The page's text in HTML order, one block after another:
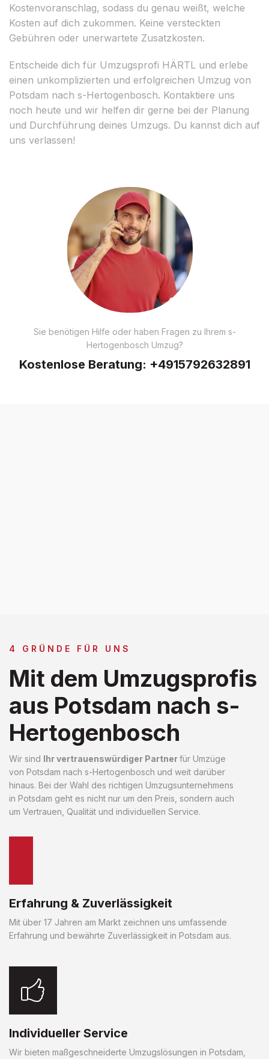
Kostenvoranschlag, sodass du genau weißt, welche
Kosten auf dich zukommen. Keine versteckten
Gebühren oder unerwartete Zusatzkosten.
Entscheide dich für Umzugsprofi HÄRTL und erlebe
einen unkomplizierten und erfolgreichen Umzug von
Potsdam nach s-Hertogenbosch. Kontaktiere uns
noch heute und wir helfen dir gerne bei der Planung
und Durchführung deines Umzugs. Du kannst dich auf
uns verlassen!
Sie benötigen Hilfe oder haben Fragen zu Ihrem s-
Hertogenbosch Umzug?
Kostenlose Beratung: +4915792632891
4 GRÜNDE FÜR UNS
Mit dem Umzugsprofis
aus Potsdam nach s-
Hertogenbosch
Wir sind Ihr vertrauenswürdiger Partnerfür Umzüge
von Potsdam nach s-Hertogenbosch und weit darüber
hinaus. Bei der Wahl des richtigen Umzugsunternehmens
in Potsdam geht es nicht nur um den Preis, sondern auch
um Vertrauen, Qualität und individuellen Service.
Erfahrung & Zuverlässigkeit
Mit über 17 Jahren am Markt zeichnen uns umfassende
Erfahrung und bewährte Zuverlässigkeit in Potsdam aus.
Individueller Service
Wir bieten maßgeschneiderte Umzugslösungen in Potsdam,